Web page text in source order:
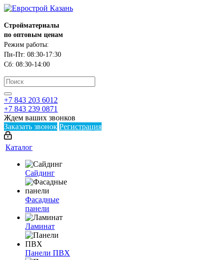
Стройматериалы
по оптовым ценам
Режим работы:
Пн-Пт: 08:30-17:30
Сб: 08:30-14:00
+7 843 203 6012
+7 843 239 0871
Ждем ваших звонков
Заказать звонок Регистрация
Каталог
Сайдинг
Фасадные
панели
Ламинат
Панели ПВХ